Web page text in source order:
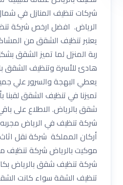
شركات تنظيف المنازل في
الرياض. افضل ارخص شركة
يعتبر تنظيف الشقق من
ربة المنزل لما تميز الشقق
هادئ للأسرة وتنظيف الشقق
يعطي البهجة والسرور علي
تميزنا في تنظيف الشقق
شقق بالرياض. الاطلاع على
شركة تنظيف في الرياض مجربه
أركان المملكة شركة نقل
موكيت بالرياض شركة تنظيف
شركة تنظيف شقق بالرياض
تنظيف الشقة سواء كانت